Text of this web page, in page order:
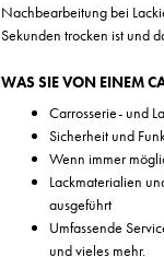
Nachbearbeitung bei
Sekunden trocken ist und
WAS SIE VON EINEM
Carrosserie- und
Sicherheit und
Wenn immer
Lackmaterialien
ausgeführt
Umfassende
und vieles mehr.